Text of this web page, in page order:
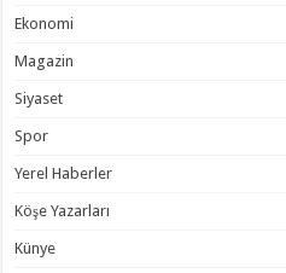
Ekonomi
Magazin
Siyaset
Spor
Yerel Haberler
Köşe Yazarları
Künye